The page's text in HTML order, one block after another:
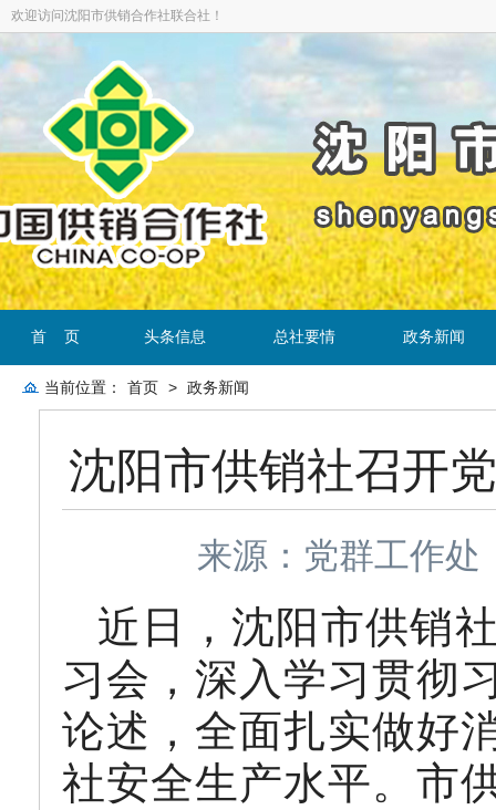
欢迎访问沈阳市供销合作社联合社！
首 页 头条信息 总社要情 政务新闻
当前位置： 首页 > 政务新闻
沈阳市供销社召开
来源：党群工作
近日，沈阳市供销
习会，深入学习贯彻
论述，全面扎实做好
社安全生产水平。市